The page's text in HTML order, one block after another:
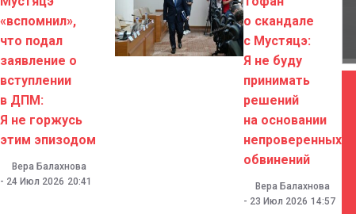
«вспомнил»,
что подал
заявление о
вступлении
в ДПМ:
Я не горжусь
этим эпизодом
Вера Балахнова
- 24 Июл 2026 20:41
о скандале
с Мустяцэ:
Я не буду
принимать
решений
на основании
непроверенных
обвинений
Вера Балахнова
- 23 Июл 2026 14:57